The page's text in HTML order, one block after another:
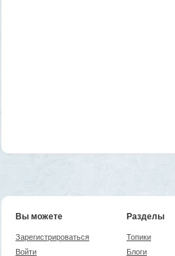
Вы можете
Зарегистрироваться
Войти
Разделы
Топики
Блоги